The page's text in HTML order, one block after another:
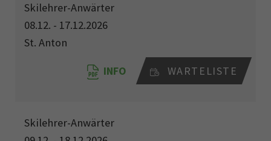
Skilehrer-Anwärter
08.12. - 17.12.2026
St. Anton
INFO WARTELISTE
Skilehrer-Anwärter